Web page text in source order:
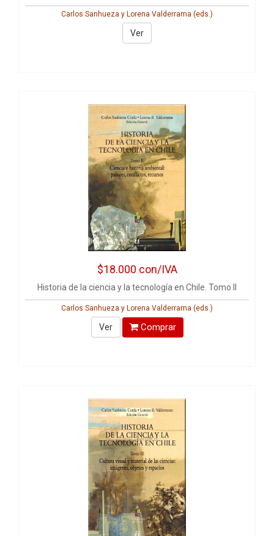
Carlos Sanhueza y Lorena Valderrama (eds.)
Ver
$18.000 con/IVA
Historia de la ciencia y la tecnología en Chile. Tomo II
Carlos Sanhueza y Lorena Valderrama (eds.)
Ver Comprar